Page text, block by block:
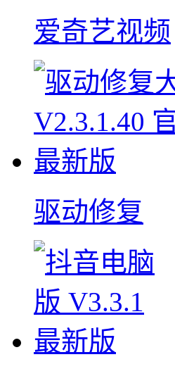
爱奇艺视频
驱动修复